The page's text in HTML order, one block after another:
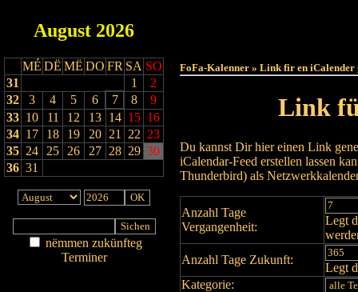
August 2026
MÉ DË MË DO FR SA SO
31
1
2
32
3 4 5 6 7 8
9
33 10 11 12 13 14 15 16
34 17 18 19 20 21 22 23
35 24 25 26 27 28 29 30
36 31
nëmmen zukünfteg
Terminer
FoFa-Kalenner » Link fir en iCalender
Link
Du kannst Dir hier einen Link
iCalendar-Feed erstellen lassen
Thunderbird) als
Anzahl Tage
Vergangenheit:
Legt
Anzahl Tage Zukunft:
Legt
Kategorie: